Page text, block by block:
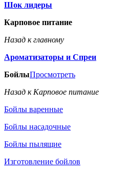
Шок лидеры
Карповое питание
Назад к главному
Ароматизаторы и Спреи
БойлыПросмотреть
Назад к Карповое питание
Бойлы варенные
Бойлы насадочные
Бойлы пылящие
Изготовление бойлов